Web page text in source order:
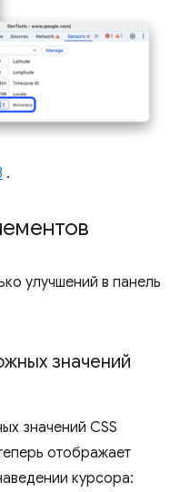
.
улучшений в панель
значений
значений CSS
отображает
курсора: